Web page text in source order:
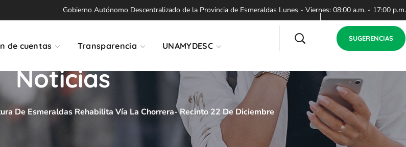
Gobierno Autónomo Descentralizado de la Provincia de Esmeraldas Lunes - Viernes: 08:00 a.m. - 17:00 p.m.
de cuentas Transparencia UNAMYDESC
SUGERENCIAS
Noticias
De Esmeraldas Rehabilita Vía La Chorrera- Recinto 22 De Diciembre